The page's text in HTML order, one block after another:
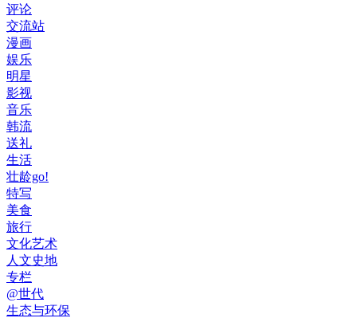
评论
交流站
漫画
娱乐
明星
影视
音乐
韩流
送礼
生活
壮龄go!
特写
美食
旅行
文化艺术
人文史地
专栏
@世代
生态与环保